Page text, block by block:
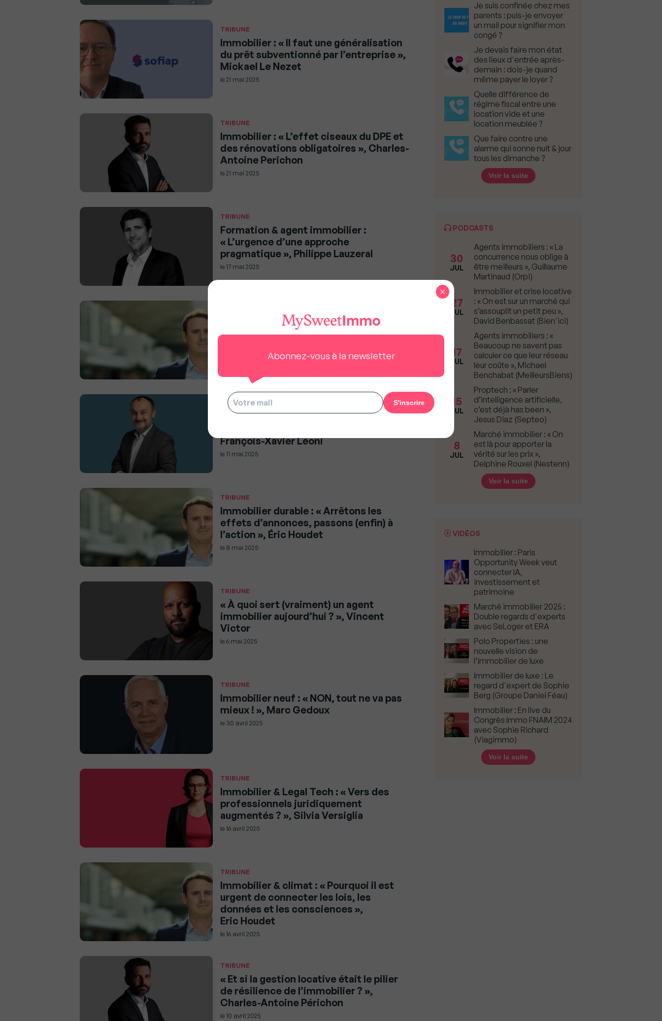
TRIBUNE
Immobilier : « Il faut une généralisation
du prêt subventionné par l’entreprise »,
Mickael Le Nezet
le21 mai 2025
TRIBUNE
Immobilier : « L’effet ciseaux du DPE et
des rénovations obligatoires », Charles-
Antoine Perichon
le21 mai 2025
TRIBUNE
Formation & agent immobilier :
« L’urgence d’une approche
pragmatique », Philippe Lauzeral
le17 mai 2025
Immobilier et transition écologique :
« En finir avec les voeux pieux »,
TRIBUNE
Immobilier résidentiel : « La reprise est
François-Xavier Léoni
le11 mai 2025
TRIBUNE
Immobilier durable : « Arrêtons les
effets d’annonces, passons (enfin) à
l’action », Éric Houdet
le 8 mai 2025
TRIBUNE
« À quoi sert (vraiment) un agent
immobilier aujourd’hui ? », Vincent
Victor
le6 mai 2025
TRIBUNE
Immobilier neuf : « NON, tout ne va pas
mieux ! », Marc Gedoux
le 30 avril 2025
TRIBUNE
Immobilier & Legal Tech : « Vers des
professionnels juridiquement
augmentés ? », Silvia Versiglia
le16 avril 2025
TRIBUNE
Immobilier & climat : « Pourquoi il est
urgent de connecter les lois, les
données et les consciences »,
Eric Houdet
le16 avril 2025
TRIBUNE
« Et si la gestion locative était le pilier
de résilience de l’immobilier ? »,
Charles-Antoine Périchon
le10 avril 2025
Je suis confinée chez mes
parents : puis-je envoyer
un mail pour signifier mon
congé ?
Je devais faire mon état
des lieux d'entrée après-
demain : dois-je quand
même payer le loyer ?
Quelle différence de
régime fiscal entre une
location vide et une
location meublée ?
Que faire contre une
alarme qui sonne nuit & jour
tous les dimanche ?
Voir la suite
PODCASTS
30
JUL
Agents immobiliers : « La
concurrence nous oblige à
être meilleurs », Guillaume
Martinaud (Orpi)
27
JUL
Immobilier et crise locative
: « On est sur un marché qui
s’assouplit un petit peu »,
David Benbassat (Bien'ici)
17
JUL
Agents immobiliers : «
Beaucoup ne savent pas
calculer ce que leur réseau
leur coûte », Michael
Benchabat (MeilleursBiens)
15
JUL
Proptech : « Parler
d’intelligence artificielle,
c’est déjà has been »,
Jesus Diaz (Septeo)
8
JUL
Marché immobilier : « On
est là pour apporter la
vérité sur les prix »,
Delphine Rouxel (Nestenn)
Voir la suite
VIDÉOS
Immobilier : Paris
Opportunity Week veut
connecter IA,
investissement et
patrimoine
Marché immobilier 2025 :
Double regards d'experts
avec SeLoger et ERA
Polo Properties : une
nouvelle vision de
l’immobilier de luxe
Immobilier de luxe : Le
regard d'expert de Sophie
Berg (Groupe Daniel Féau)
Immobilier : En live du
Congrès Immo FNAIM 2024
avec Sophie Richard
(Viagimmo)
Voir la suite
Abonnez-vous à la newsletter
×